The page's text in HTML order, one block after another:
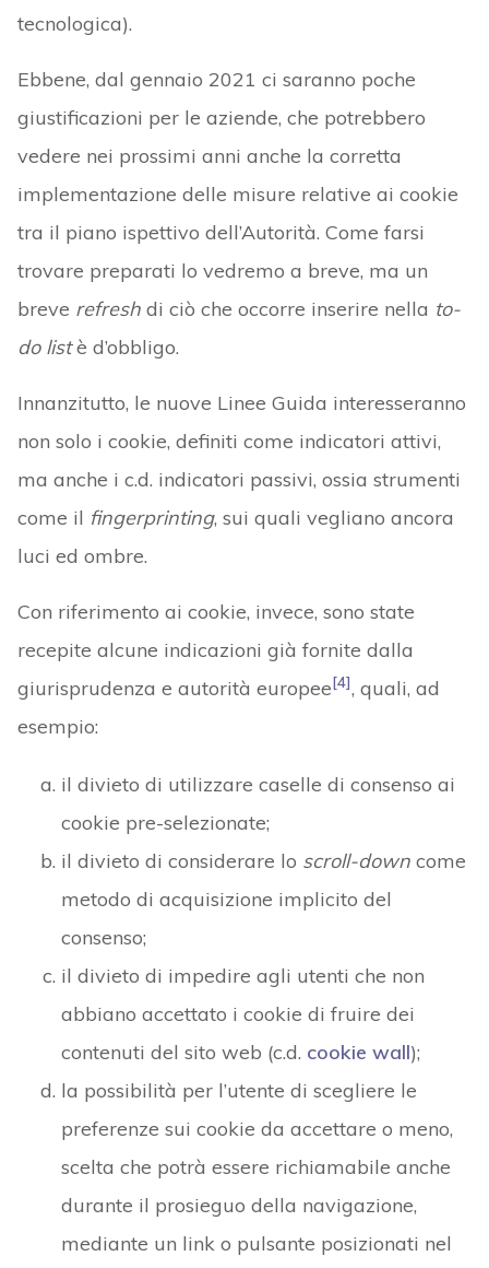
tecnologica).
Ebbene, dal gennaio 2021 ci saranno poche
giustificazioni per le aziende, che potrebbero
vedere nei prossimi anni anche la corretta
implementazione delle misure relative ai cookie
tra il piano ispettivo dell’Autorità. Come farsi
trovare preparati lo vedremo a breve, ma un
breve refreshdi ciò che occorre inserire nella to-
do listè d’obbligo.
Innanzitutto, le nuove Linee Guida interesseranno
non solo i cookie, definiti come indicatori attivi,
ma anche i c.d. indicatori passivi, ossia strumenti
come il fingerprinting, sui quali vegliano ancora
luci ed ombre.
Con riferimento ai cookie, invece, sono state
recepite alcune indicazioni già fornite dalla
giurisprudenza e autorità europee[4], quali, ad
esempio:
il divieto di utilizzare caselle di consenso ai
cookie pre-selezionate;
il divieto di considerare lo scroll-downcome
metodo di acquisizione implicito del
consenso;
il divieto di impedire agli utenti che non
abbiano accettato i cookie di fruire dei
contenuti del sito web (c.d. cookie wall);
la possibilità per l’utente di scegliere le
preferenze sui cookie da accettare o meno,
scelta che potrà essere richiamabile anche
durante il prosieguo della navigazione,
mediante un link o pulsante posizionati nel